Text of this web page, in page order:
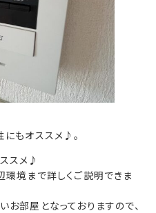
もオススメ♪。
スメ♪
環境まで詳しくご説明できま
部屋となっておりますので、